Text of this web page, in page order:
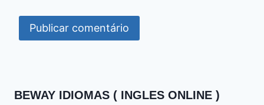
BEWAY IDIOMAS ( INGLES ONLINE )